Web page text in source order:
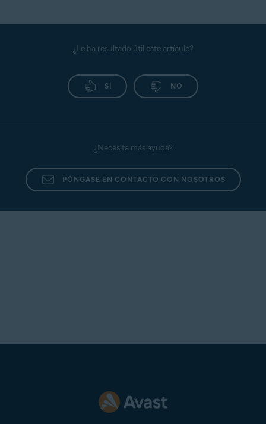
¿Le ha resultado útil este artículo?
SÍ NO
¿Necesita más ayuda?
PÓNGASE EN CONTACTO CON NOSOTROS